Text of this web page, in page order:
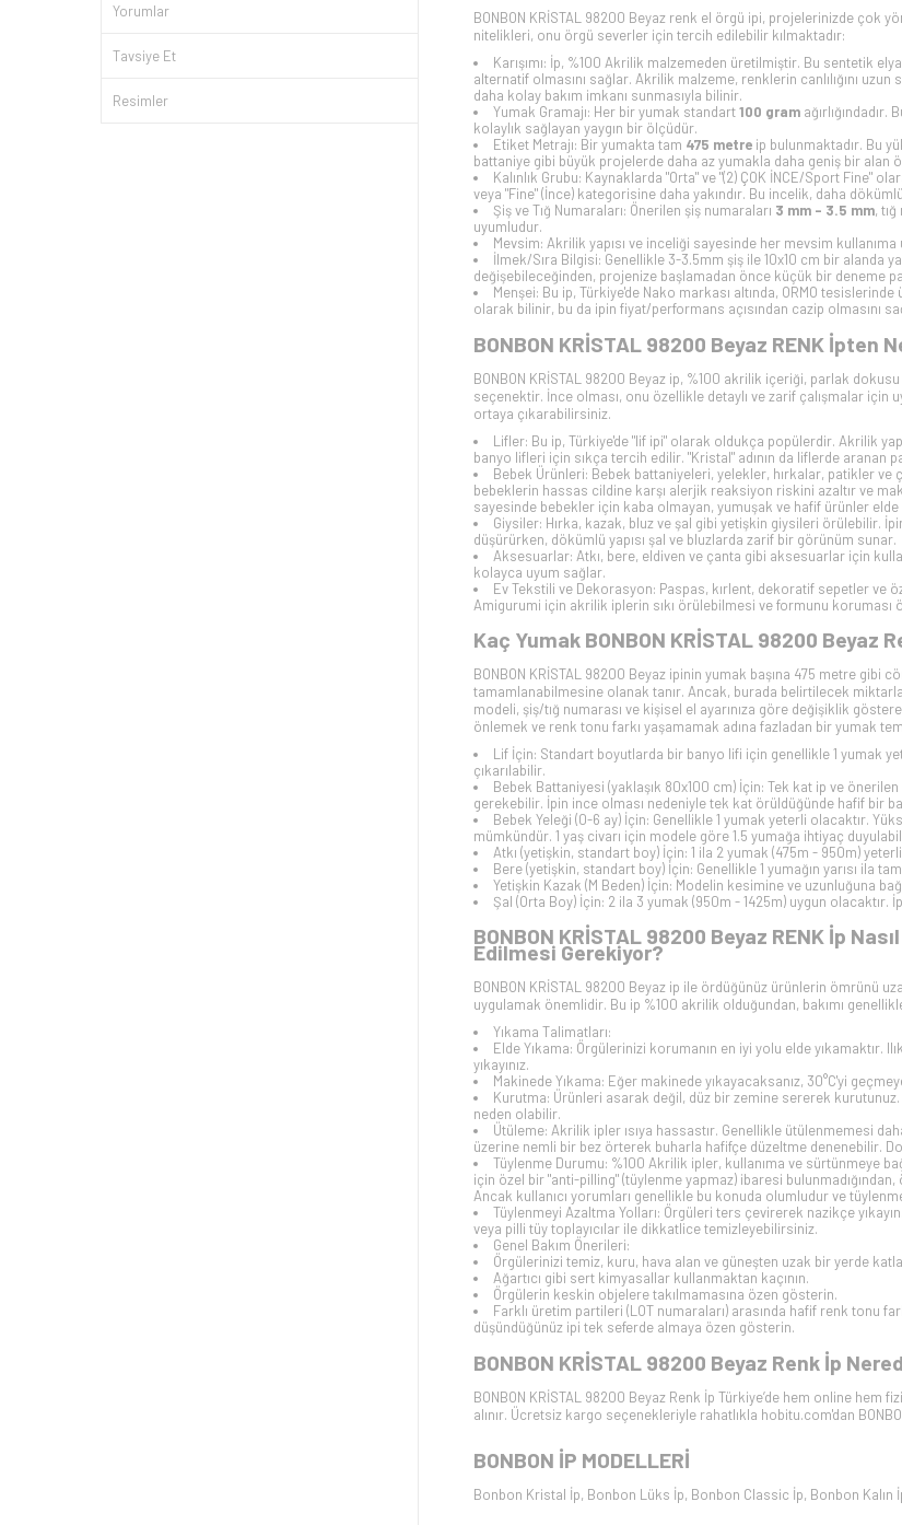
Yorumlar
Tavsiye Et
Resimler
BONBON KRİSTAL 98200 Beyaz renk el örgü ipi, projelerinizde çok
nitelikleri, onu örgü severler için tercih edilebilir kılmaktadır:
Karışımı: İp, %100 Akrilik malzemeden üretilmiştir. Bu sentetik
alternatif olmasını sağlar. Akrilik malzeme, renklerin canlılığını uzun
daha kolay bakım imkanı sunmasıyla bilinir.
Yumak Gramajı: Her bir yumak standart100 gram
kolaylık sağlayan yaygın bir ölçüdür.
Etiket Metrajı: Bir yumakta tam 475 metre ip bulunmaktadır. Bu
battaniye gibi büyük projelerde daha az yumakla daha geniş bir alan
Kalınlık Grubu: Kaynaklarda "Orta" ve "(2) ÇOK İNCE/Sport Fine"
veya "Fine" (İnce) kategorisine daha yakındır. Bu incelik, daha
Şiş ve Tığ Numaraları: Önerilen şiş numaraları 3 mm - 3.5 mm,
uyumludur.
Mevsim: Akrilik yapısı ve inceliği sayesinde her mevsim kullanıma
İlmek/Sıra Bilgisi: Genellikle 3-3.5mm şiş ile 10x10 cm bir alanda
değişebileceğinden, projenize başlamadan önce küçük bir deneme
Menşei: Bu ip, Türkiye'de Nako markası altında, ORMO
olarak bilinir, bu da ipin fiyat/performans açısından cazip olmasını
BONBON KRİSTAL 98200 Beyaz RENK İpten
BONBON KRİSTAL 98200 Beyaz ip, %100 akrilik içeriği, parlak
seçenektir. İnce olması, onu özellikle detaylı ve zarif çalışmalar için
ortaya çıkarabilirsiniz.
Lifler: Bu ip, Türkiye'de "lif ipi" olarak oldukça popülerdir. Akrilik
banyo lifleri için sıkça tercih edilir. "Kristal" adının da liflerde aranan
Bebek Ürünleri: Bebek battaniyeleri, yelekler, hırkalar, patikler
bebeklerin hassas cildine karşı alerjik reaksiyon riskini azaltır ve
sayesinde bebekler için kaba olmayan, yumuşak ve hafif ürünler elde
Giysiler: Hırka, kazak, bluz ve şal gibi yetişkin giysileri örülebilir.
düşürürken, dökümlü yapısı şal ve bluzlarda zarif bir görünüm sunar.
Aksesuarlar: Atkı, bere, eldiven ve çanta gibi aksesuarlar için
kolayca uyum sağlar.
Ev Tekstili ve Dekorasyon: Paspas, kırlent, dekoratif sepetler ve
Amigurumi için akrilik iplerin sıkı örülebilmesi ve formunu koruması
Kaç Yumak BONBON KRİSTAL 98200 Beyaz
BONBON KRİSTAL 98200 Beyaz ipinin yumak başına 475 metre
tamamlanabilmesine olanak tanır. Ancak, burada belirtilecek
modeli, şiş/tığ numarası ve kişisel el ayarınıza göre değişiklik
önlemek ve renk tonu farkı yaşamamak adına fazladan bir yumak
Lif İçin: Standart boyutlarda bir banyo lifi için genellikle 1 yumak
çıkarılabilir.
Bebek Battaniyesi (yaklaşık 80x100 cm) İçin: Tek kat ip ve
gerekebilir. İpin ince olması nedeniyle tek kat örüldüğünde hafif bir
Bebek Yeleği (0-6 ay) İçin: Genellikle 1 yumak yeterli olacaktır.
mümkündür. 1 yaş civarı için modele göre 1.5 yumağa ihtiyaç
Atkı (yetişkin, standart boy) İçin: 1 ila 2 yumak (475m - 950m)
Bere (yetişkin, standart boy) İçin: Genellikle 1 yumağın yarısı ila
Yetişkin Kazak (M Beden) İçin: Modelin kesimine ve uzunluğuna
Şal (Orta Boy) İçin: 2 ila 3 yumak (950m - 1425m) uygun olacaktır.
BONBON KRİSTAL 98200 Beyaz RENK İp
Edilmesi Gerekiyor?
BONBON KRİSTAL 98200 Beyaz ip ile ördüğünüz ürünlerin ömrünü
uygulamak önemlidir. Bu ip %100 akrilik olduğundan, bakımı
Yıkama Talimatları:
Elde Yıkama: Örgülerinizi korumanın en iyi yolu elde yıkamaktır.
yıkayınız.
Makinede Yıkama: Eğer makinede yıkayacaksanız, 30°C'yi
Kurutma: Ürünleri asarak değil, düz bir zemine sererek kurutunuz.
neden olabilir.
Ütüleme: Akrilik ipler ısıya hassastır. Genellikle ütülenmemesi
üzerine nemli bir bez örterek buharla hafifçe düzeltme denenebilir.
Tüylenme Durumu: %100 Akrilik ipler, kullanıma ve sürtünmeye
için özel bir "anti-pilling" (tüylenme yapmaz) ibaresi
Ancak kullanıcı yorumları genellikle bu konuda olumludur ve
Tüylenmeyi Azaltma Yolları: Örgüleri ters çevirerek nazikçe
veya pilli tüy toplayıcılar ile dikkatlice temizleyebilirsiniz.
Genel Bakım Önerileri:
Örgülerinizi temiz, kuru, hava alan ve güneşten uzak bir yerde
Ağartıcı gibi sert kimyasallar kullanmaktan kaçının.
Örgülerin keskin objelere takılmamasına özen gösterin.
Farklı üretim partileri (LOT numaraları) arasında hafif renk tonu
düşündüğünüz ipi tek seferde almaya özen gösterin.
BONBON KRİSTAL 98200 Beyaz Renk İp
BONBON KRİSTAL 98200 Beyaz Renk İp Türkiye’de hem online hem
alınır. Ücretsiz kargo seçenekleriyle rahatlıkla hobitu.com'dan
BONBON İP MODELLERİ
Bonbon Kristal İp, Bonbon Lüks İp, Bonbon Classic İp, Bonbon Kalın